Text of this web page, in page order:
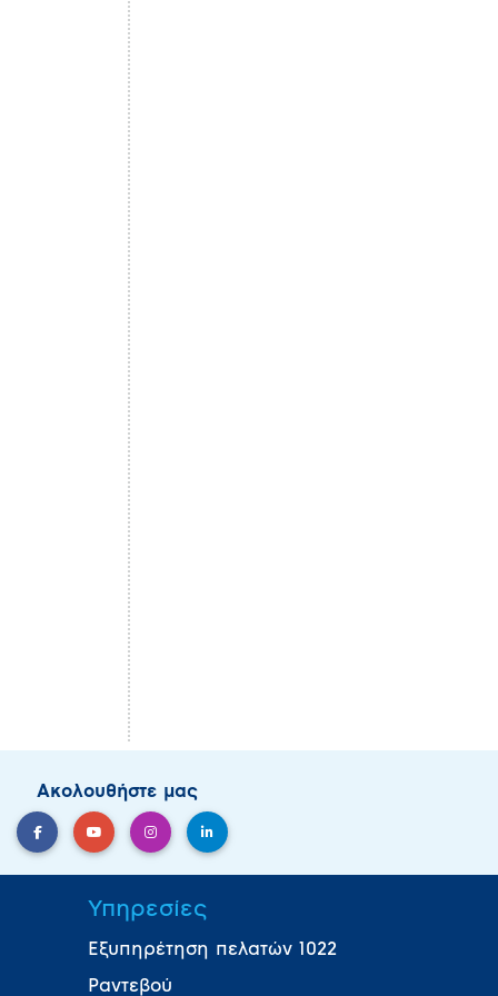
Ακολουθήστε μας
Υπηρεσίες
Εξυπηρέτηση πελατών 1022
Ραντεβού